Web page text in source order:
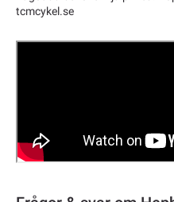
tcmcykel.se